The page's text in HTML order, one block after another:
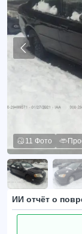
11 Фото
ИИ отчёт о